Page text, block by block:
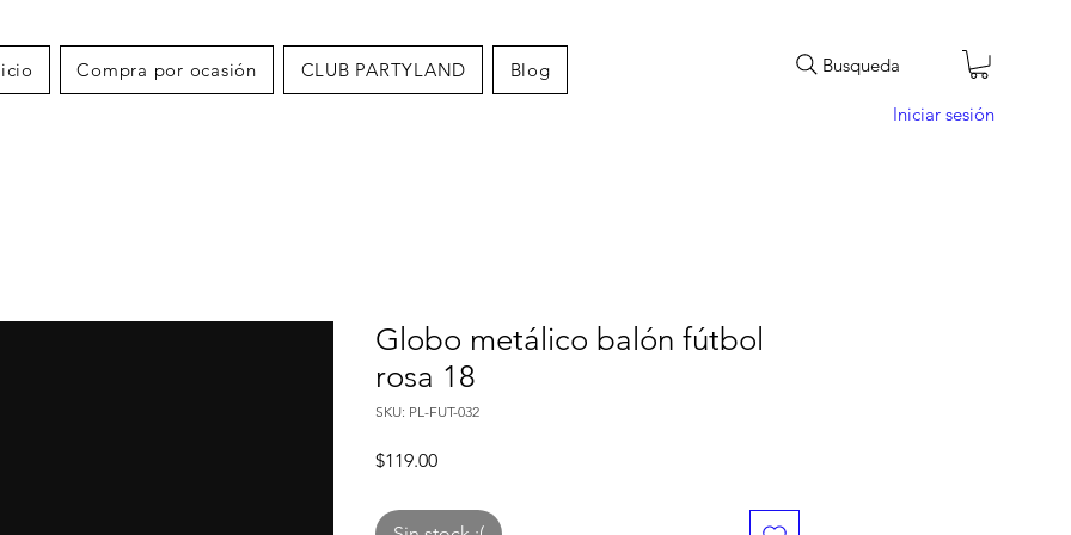
Compra por ocasión CLUB PARTYLAND Blog Busqueda
Iniciar sesión
Globo metálico balón fútbol
rosa 18
SKU: PL-FUT-032
$119.00Precio